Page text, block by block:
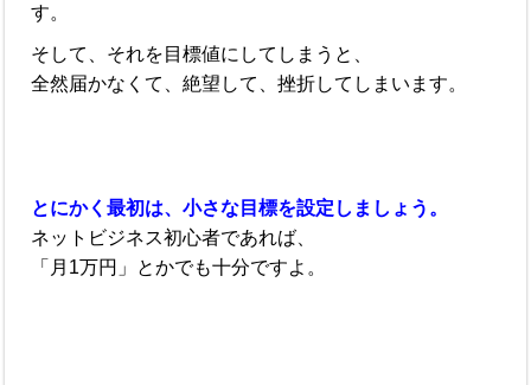
す。
そして、それを目標値にしてしまうと、
全然届かなくて、絶望して、挫折してしまいます。
とにかく最初は、小さな目標を設定しましょう。
ネットビジネス初心者であれば、
「月1万円」とかでも十分ですよ。